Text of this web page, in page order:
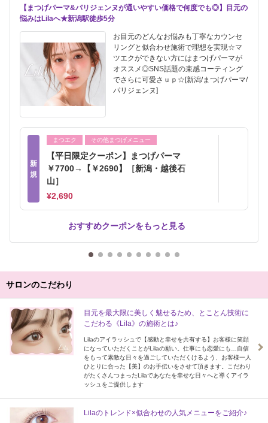
【まつげパーマ&パリジェンヌが通いやすい価格で何度でも◎】目元の
悩みはLilaへ★新潟駅徒歩5分
お目元のどんなお悩みも丁寧なカウンセ
リングと似合わせ施術で理想を実現☆マ
ツエクができない方にはまつげパーマが
オススメ◎SNS話題の束感コーティング
でさらに可愛さｕｐ☆[新潟/まつげパーマ/
パリジェンヌ]
新
規
まつエク その他まつげメニュー
【平日限定クーポン】まつげパーマ
￥7700→【￥2690】［新潟・越後石
山］
¥2,690
おすすめクーポンをもっと見る
サロンのこだわり
目元を最大限に美しく魅せるため、とことん技術に
こだわる《Lila》の施術とは♪
Lilaのアイラッシュで【感動と幸せを共有する】お客様に笑顔
になっていただくことがLilaの願い。仕事にも恋愛にも…自信
をもって素敵な日々を過ごしていただくけるよう、お客様一人
ひとりに合った【美】のお手伝いをさせて頂きます。こだわり
がたくさんつまったLilaであなたを幸せな日々へと導くアイラ
ッシュをご提供します
Lilaのトレンド×似合わせの人気メニューをご紹介♪